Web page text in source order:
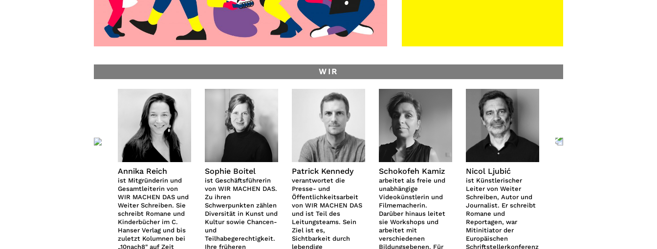
WIR
Annika Reich
ist Mitgründerin und
Gesamtleiterin von
WIR MACHEN DAS und
Weiter Schreiben. Sie
schreibt Romane und
Kinderbücher im C.
Hanser Verlag und bis
zuletzt Kolumnen bei
„10nach8" auf Zeit
Sophie Boitel
ist Geschäftsführerin
von WIR MACHEN DAS.
Zu ihren
Schwerpunkten zählen
Diversität in Kunst und
Kultur sowie Chancen-
und
Teilhabegerechtigkeit.
Ihre früheren
Patrick Kennedy
verantwortet die
Presse- und
Öffentlichkeitsarbeit
von WIR MACHEN DAS
und ist Teil des
Leitungsteams. Sein
Ziel ist es,
Sichtbarkeit durch
lebendige
Schokofeh Kamiz
arbeitet als freie und
unabhängige
Videokünstlerin und
Filmemacherin.
Darüber hinaus leitet
sie Workshops und
arbeitet mit
verschiedenen
Bildungsebenen. Für
Nicol Ljubić
ist Künstlerischer
Leiter von Weiter
Schreiben, Autor und
Journalist. Er schreibt
Romane und
Reportagen, war
Mitinitiator der
Europäischen
Schriftstellerkonferenz